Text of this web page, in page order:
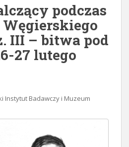
podczas
III – bitwa pod
27 lutego
Instytut Badawczy i Muzeum